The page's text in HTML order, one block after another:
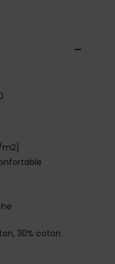
m2]
30% coton